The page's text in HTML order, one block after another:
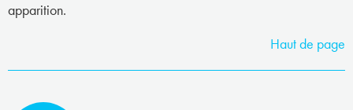
apparition.
Haut de page